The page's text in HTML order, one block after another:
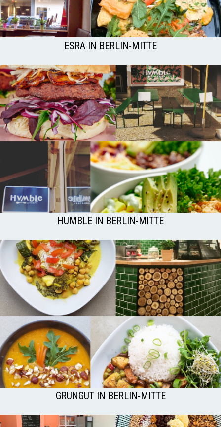
ESRA IN BERLIN-MITTE
HUMBLE IN BERLIN-MITTE
GRÜNGUT IN BERLIN-MITTE